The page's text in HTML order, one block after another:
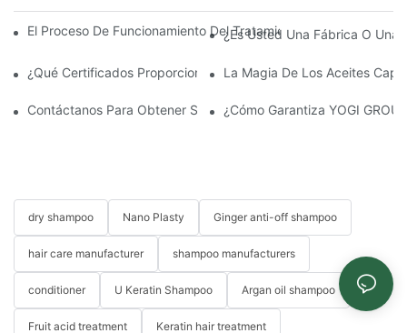
El Proceso De Funcionamiento Del Tratamiento Capilar Con
¿Es Usted Una Fábrica O Una
¿Qué Certificados Proporcionan? La Magia De Los Aceites
Contáctanos Para Obtener Soluciones Personalizadas Para El
¿Cómo Garantiza YOGI
dry shampoo Nano Plasty Ginger anti-off shampoo
hair care manufacturer shampoo manufacturers
conditioner U Keratin Shampoo Argan oil shampoo
Fruit acid treatment Keratin hair treatment